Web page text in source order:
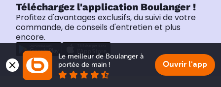
Téléchargez l'application Boulanger !
Profitez d'avantages exclusifs, du suivi de votre
commande, de conseils d'entretien et plus
encore.
Le meilleur de Boulanger à
portée de main !
Ouvrir l'app